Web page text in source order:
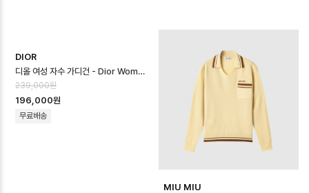
DIOR
디올 여성 자수 가디건 - Dior Womens Embroidered Cardigan - …
239,000원
196,000원
무료배송
MIU MIU